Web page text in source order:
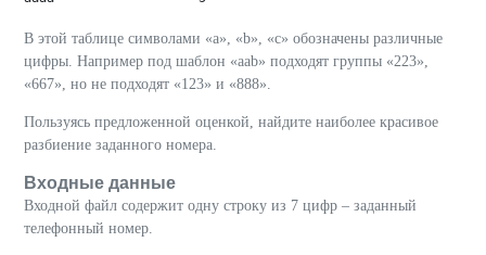
В этой таблице символами «a», «b», «c» обозначены различные
цифры. Например под шаблон «aab» подходят группы «223»,
«667», но не подходят «123» и «888».
Пользуясь предложенной оценкой, найдите наиболее красивое
разбиение заданного номера.
Входные данные
Входной файл содержит одну строку из 7 цифр – заданный
телефонный номер.